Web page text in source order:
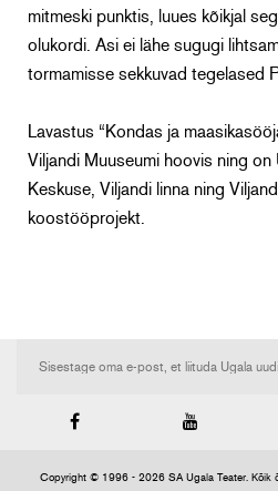
mitmeski punktis, luues kõikjal
olukordi. Asi ei lähe sugugi
tormamisse sekkuvad tegelased
Lavastus “Kondas ja
Viljandi Muuseumi hoovis ning
Keskuse, Viljandi linna ning
koostööprojekt.
Copyright © 1996 - 2026 SA Ugala Teater. Kõik